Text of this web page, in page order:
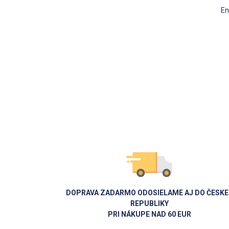
DOPRAVA ZADARMO ODOSIELAME AJ DO
REPUBLIKY
PRI NÁKUPE NAD 60 EUR